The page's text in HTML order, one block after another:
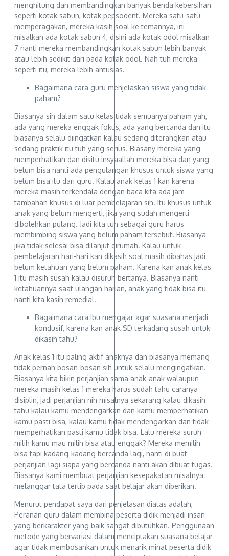
menghitung dan membandingkan banyak benda kebersihan
seperti kotak sabun, kotak pepsodent. Mereka satu-satu
memperagakan, mereka kasih soal ke temannya, ini
misalkan ada kotak sabun 4, disini ada kotak odol misalkan
7 nanti mereka membandingkan kotak sabun lebih banyak
atau lebih sedikit dari pada kotak odol. Nah tuh mereka
seperti itu, mereka lebih antusias.
Bagaimana cara guru menjelaskan siswa yang tidak
paham?
Biasanya sih dalam satu kelas tidak semuanya paham yah,
ada yang mereka enggak fokus, ada yang bercanda dan itu
biasanya selalu diingatkan kalau sedang diterangkan atau
sedang praktik itu tuh yang serius. Biasany mereka yang
memperhatikan dan disitu insyaallah mereka bisa dan yang
belum bisa nanti ada pengulangan khusus untuk siswa yang
belum bisa itu dari guru. Kalau anak kelas 1 kan karena
mereka masih terkendala dengan baca kita ada jam
tambahan khusus di luar pembelajaran sih. Itu khusus untuk
anak yang belum mengerti, jika yang sudah mengerti
dibolehkan pulang. Jadi kita tuh sebagai guru harus
membimbing siswa yang belum paham tersebut. Biasanya
jika tidak selesai bisa dilanjut dirumah. Kalau untuk
pembelajaran hari-hari kan dikasih soal masih dibahas jadi
belum ketahuan yang belum paham. Karena kan anak kelas
1 itu masih susah kalau disuruh bertanya. Biasanya nanti
ketahuannya saat ulangan harian, anak yang tidak bisa itu
nanti kita kasih remedial.
Bagaimana cara Ibu mengajar agar suasana menjadi
kondusif, karena kan anak SD terkadang susah untuk
dikasih tahu?
Anak kelas 1 itu paling aktif anaknya dan biasanya memang
tidak pernah bosan-bosan sih untuk selalu mengingatkan.
Biasanya kita bikin perjanjian sama anak-anak walaupun
mereka masih kelas 1 mereka harus sudah tahu caranya
disiplin, jadi perjanjian nih misalnya sekarang kalau dikasih
tahu kalau kamu mendengarkan dan kamu memperhatikan
kamu pasti bisa, kalau kamu tidak mendengarkan dan tidak
memperhatikan pasti kamu tidak bisa. Lalu mereka suruh
milih kamu mau milih bisa atau enggak? Mereka memilih
bisa tapi kadang-kadang bercanda lagi, nanti di buat
perjanjian lagi siapa yang bercanda nanti akan dibuat tugas.
Biasanya kami membuat perjanjian kesepakatan misalnya
melanggar tata tertib pada saat belajar akan diberikan.
Menurut pendapat saya dari penjelasan diatas adalah,
Peranan guru dalam membina peserta didik menjadi insan
yang berkarakter yang baik sangat dibutuhkan. Penggunaan
metode yang bervariasi dalam menciptakan suasana belajar
agar tidak membosankan untuk menarik minat peserta didik